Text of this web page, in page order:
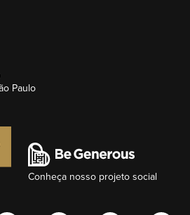
Paulo
Conheça nosso projeto social